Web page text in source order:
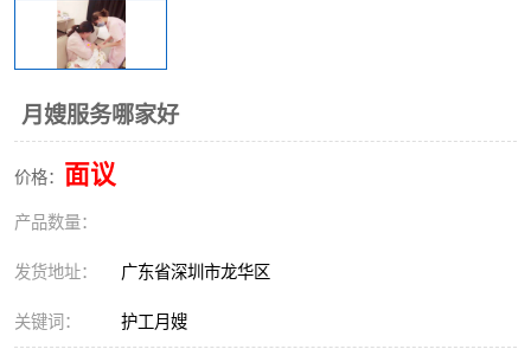
月嫂服务哪家好
价格： 面议
产品数量：
发货地址： 广东省深圳市龙华区
关键词： 护工月嫂